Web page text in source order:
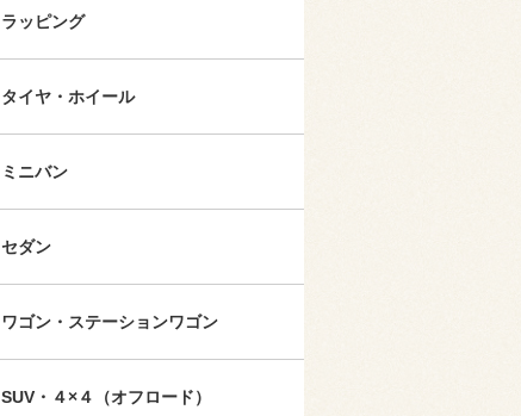
ラッピング
タイヤ・ホイール
ミニバン
セダン
ワゴン・ステーションワゴン
SUV・４×４（オフロード）